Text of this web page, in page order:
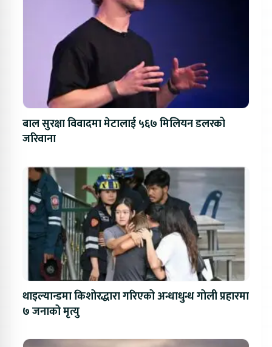
बाल सुरक्षा विवादमा मेटालाई ५६७ मिलियन डलरको
जरिवाना
थाइल्यान्डमा किशोरद्धारा गरिएको अन्धाधुन्ध गोली प्रहारमा
७ जनाको मृत्यु